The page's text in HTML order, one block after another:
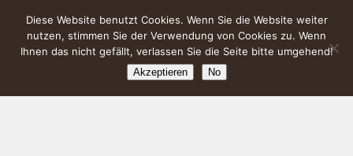
Diese Website benutzt Cookies. Wenn Sie die Website weiter
nutzen, stimmen Sie der Verwendung von Cookies zu. Wenn
Ihnen das nicht gefällt, verlassen Sie die Seite bitte umgehend!
Akzeptieren No